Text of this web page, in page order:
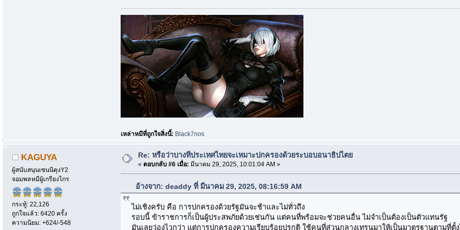
เหล่าหมีที่ถูกใจสิ่งนี้: Black7nos
KAGUYA
ผู้สนับสนุนเซนนิคุงY2
จอมพลหมีผู้เกรียงไกร
กระทู้: 22,126
ถูกใจแล้ว: 6420 ครั้ง
ความนิยม: +624/-548
Re: หรือว่าบางทีประเทศไทยจะเหมาะปกครองด้วยระบอบอนาธิปไตย
« ตอบกลับ #6 เมื่อ: มีนาคม 29, 2025, 10:01:04 AM »
อ้างจาก: deaddy ที่ มีนาคม 29, 2025, 08:16:59 AM
ไม่เชิงครับ คือ การปกครองด้วยรัฐมันจะช้าและไม่ทั่วถึง
รอบนี้ ข้าราชการก็เป็นผู้ประสพภัยด้วยเช่นกัน แต่คนที่พร้อมจะช่วยคนอื่น ไม่จำเป็นต้องเป็นตัวแทนรัฐ
มันเลยว่องไวกว่า แต่การปกครองความเรียบร้อยปรกติ ใช้คนที่ส่วนกลางเทรนมาให้เป็นมาตรฐานตามที่ตั้